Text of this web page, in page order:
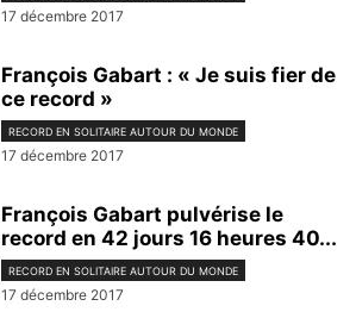
17 décembre 2017
François Gabart : « Je suis fier de
ce record »
RECORD EN SOLITAIRE AUTOUR DU MONDE
17 décembre 2017
François Gabart pulvérise le
record en 42 jours 16 heures 40...
RECORD EN SOLITAIRE AUTOUR DU MONDE
17 décembre 2017